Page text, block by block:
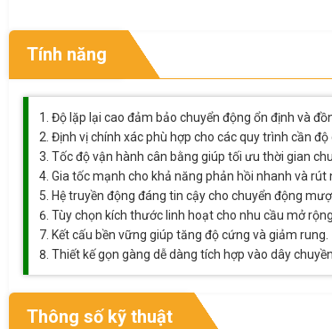
Tính năng
Độ lặp lại cao đảm bảo chuyển động ổn định và
Định vị chính xác phù hợp cho các quy trình cần độ
Tốc độ vận hành cân bằng giúp tối ưu thời gian
Gia tốc mạnh cho khả năng phản hồi nhanh và rút
Hệ truyền động đáng tin cậy cho chuyển động
Tùy chọn kích thước linh hoạt cho nhu cầu mở rộng.
Kết cấu bền vững giúp tăng độ cứng và giảm rung.
Thiết kế gọn gàng dễ dàng tích hợp vào dây
Thông số kỹ thuật